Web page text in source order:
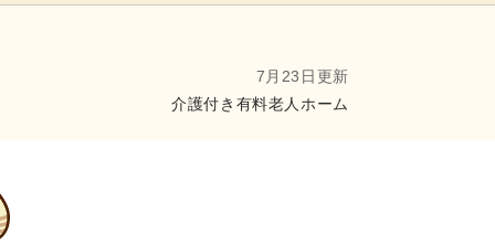
7月23日更新
介護付き有料老人ホーム